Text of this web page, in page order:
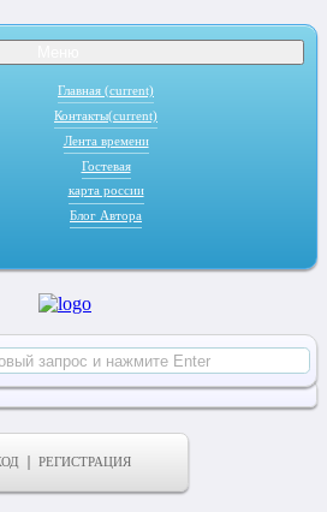
Главная (current)
Контакты(current)
Лента времени
Гостевая
карта россии
Блог Автора
РЕГИСТРАЦИЯ